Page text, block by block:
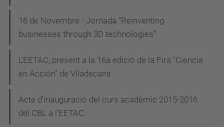
16 de Novembre - Jornada “Reinventing
businesses through 3D technologies”
L'EETAC, present a la 16a edició de la Fira "Ciencia
en Acción" de Viladecans
Acte d'inauguració del curs acadèmic 2015-2016
del CBL a l'EETAC